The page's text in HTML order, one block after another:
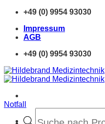
Zum
springen
+49 (0) 9954 93030
Impressum
AGB
+49 (0) 9954 93030
search
Notfall